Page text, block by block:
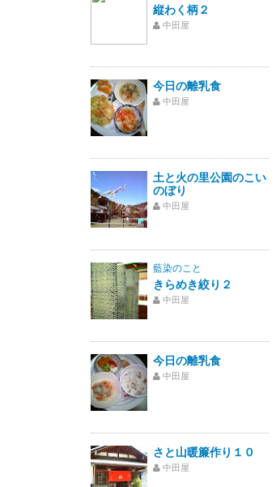
縦わく柄２
中田屋
今日の離乳食
中田屋
土と火の里公園のこい
のぼり
中田屋
藍染のこと
きらめき絞り２
中田屋
今日の離乳食
中田屋
さと山暖簾作り１０
中田屋